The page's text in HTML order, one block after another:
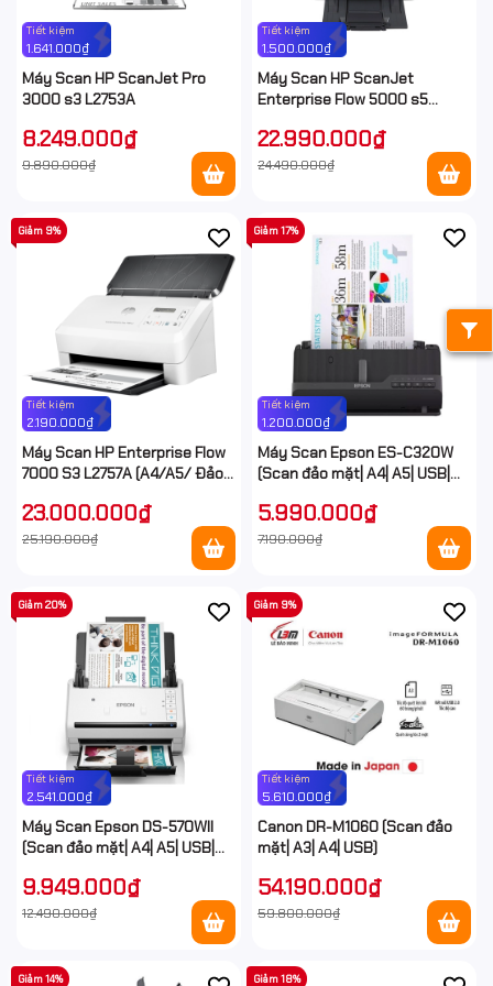
Tiết kiệm
1.641.000₫
Máy Scan HP ScanJet Pro
3000 s3 L2753A
8.249.000₫
9.890.000₫
Tiết kiệm
1.500.000₫
Máy Scan HP ScanJet
Enterprise Flow 5000 s5
22.990.000₫
24.490.000₫
Tiết kiệm
2.190.000₫
Giảm 9%
Máy Scan HP Enterprise Flow
7000 S3 L2757A (A4/A5/ Đảo
23.000.000₫
25.190.000₫
Tiết kiệm
1.200.000₫
Giảm 17%
Máy Scan Epson ES-C320W
(Scan đảo mặt| A4| A5| USB|
5.990.000₫
7.190.000₫
Tiết kiệm
2.541.000₫
Giảm 20%
Máy Scan Epson DS-570WII
(Scan đảo mặt| A4| A5| USB|
9.949.000₫
12.490.000₫
Tiết kiệm
5.610.000₫
Giảm 9%
Canon DR-M1060 (Scan đảo
mặt| A3| A4| USB)
54.190.000₫
59.800.000₫
Giảm 14% Giảm 18%